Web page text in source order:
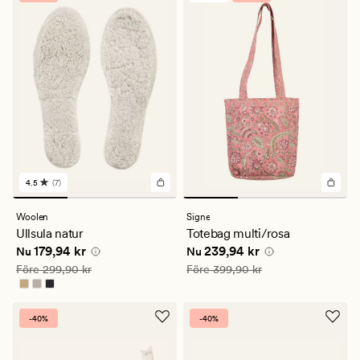
7
omdömen
med
ett
genomsnittligt
betyg
på
4.5
4.5 (7)
Woolen
Ullsula natur
Nuvarande pris
Nu 179,94 kr
Ordinarie pris 299,90 kr
Före299,90 kr
Signe
Totebag multi/rosa
Nuvarande pris
Nu 239,94 kr
Ordinarie pris 399,90 kr
Före399,90 kr
-40% -40%